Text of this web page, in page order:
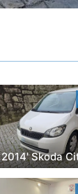
2014' Skoda